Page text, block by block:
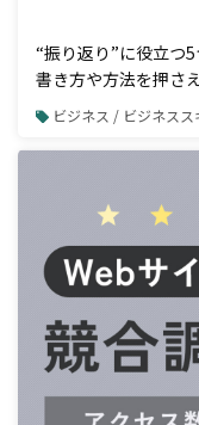
“振り返り”に役立つ
書き方や方法を押さ
ビジネス / ビジネスス